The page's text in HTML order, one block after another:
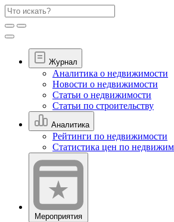
Журнал
Аналитика о недвижимости
Новости о недвижимости
Статьи о недвижимости
Статьи по строительству
Аналитика
Рейтинги по недвижимости
Статистика цен по
Мероприятия